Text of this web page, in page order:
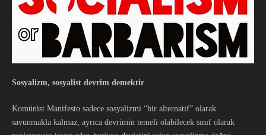
Sosyalizm, sosyalist devrim demektir
Komünist Manifesto sadece sosyalizmi “bir alternatif” olarak
savunmakla kalmaz, ayrıca devrimin temeli olabilecek sınıf olarak